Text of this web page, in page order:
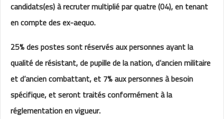
candidats(es) à recruter multiplié par quatre (04), en tenant
en compte des ex-aequo.
25% des postes sont réservés aux personnes ayant la
qualité de résistant, de pupille de la nation, d’ancien militaire
et d’ancien combattant, et 7% aux personnes à besoin
spécifique, et seront traités conformément à la
réglementation en vigueur.